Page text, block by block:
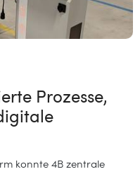
Prozesse,
konnte 4B zentrale